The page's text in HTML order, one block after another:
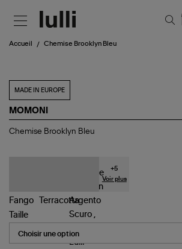
Accueil Chemise Brooklyn Bleu
MADE IN EUROPE
MOMONI
Chemise
Chemise Brooklyn Bleu
+5
Voir plus
Taille